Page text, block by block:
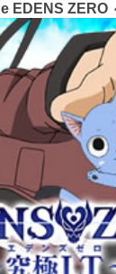
e EDENS ZERO